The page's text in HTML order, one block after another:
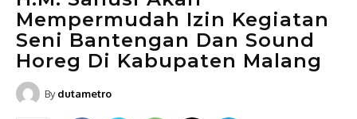
Mempermudah Izin Kegiatan
Seni Bantengan Dan Sound
Horeg Di Kabupaten Malang
By dutametro